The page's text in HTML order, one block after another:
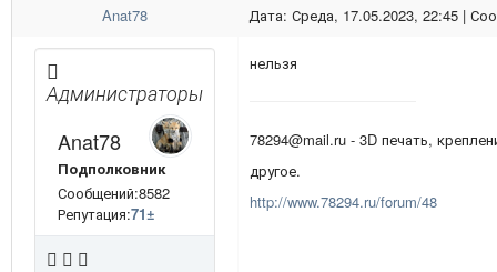
Anat78 Дата: Среда, 17.05.2023, 22:45 |
Администраторы
Anat78
Подполковник
Сообщений:8582
Репутация:71±
нельзя
78294@mail.ru - 3D печать,
другое.
http://www.78294.ru/forum/48